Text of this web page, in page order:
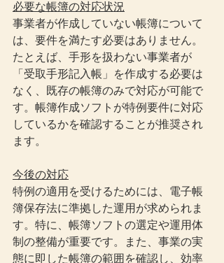
必要な帳簿の対応状況
事業者が作成していない帳簿について
は、要件を満たす必要はありません。
たとえば、手形を扱わない事業者が
「受取手形記入帳」を作成する必要は
なく、既存の帳簿のみで対応が可能で
す。帳簿作成ソフトが特例要件に対応
しているかを確認することが推奨され
ます。
今後の対応
特例の適用を受けるためには、電子帳
簿保存法に準拠した運用が求められま
す。特に、帳簿ソフトの選定や運用体
制の整備が重要です。また、事業の実
態に即した帳簿の範囲を確認し、効率